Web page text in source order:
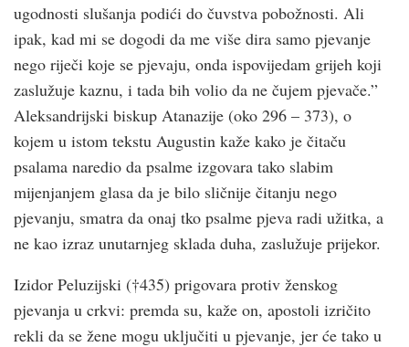
ugodnosti slušanja podići do čuvstva pobožnosti. Ali
ipak, kad mi se dogodi da me više dira samo pjevanje
nego riječi koje se pjevaju, onda ispovijedam grijeh koji
zaslužuje kaznu, i tada bih volio da ne čujem pjevače.”
Aleksandrijski biskup Atanazije (oko 296 – 373), o
kojem u istom tekstu Augustin kaže kako je čitaču
psalama naredio da psalme izgovara tako slabim
mijenjanjem glasa da je bilo sličnije čitanju nego
pjevanju, smatra da onaj tko psalme pjeva radi užitka, a
ne kao izraz unutarnjeg sklada duha, zaslužuje prijekor.
Izidor Peluzijski (†435) prigovara protiv ženskog
pjevanja u crk­vi: premda su, kaže on, apostoli izričito
rekli da se žene mogu uključiti u pjevanje, jer će tako u